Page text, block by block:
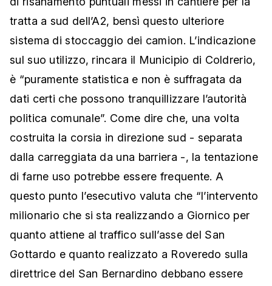
tratta a sud dell’A2, bensì questo ulteriore
sistema di stoccaggio dei camion. L’indicazione
sul suo utilizzo, rincara il Municipio di Coldrerio,
è “puramente statistica e non è suffragata da
dati certi che possono tranquillizzare l’autorità
politica comunale”. Come dire che, una volta
costruita la corsia in direzione sud - separata
dalla carreggiata da una barriera -, la tentazione
di farne uso potrebbe essere frequente. A
questo punto l’esecutivo valuta che “l’intervento
milionario che si sta realizzando a Giornico per
quanto attiene al traffico sull’asse del San
Gottardo e quanto realizzato a Roveredo sulla
direttrice del San Bernardino debbano essere